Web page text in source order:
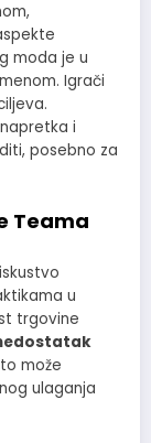
moda je u
Igrači
i
posebno za
Teama
u
trgovine
može
ulaganja